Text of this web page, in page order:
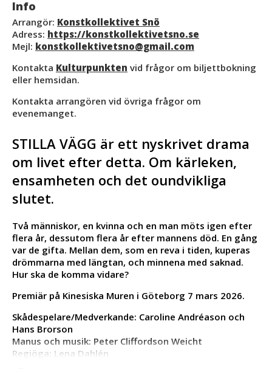
Info
Arrangör: Konstkollektivet Snö
Adress: https://konstkollektivetsno.se
Mejl: konstkollektivetsno@gmail.com
Kontakta Kulturpunkten vid frågor om biljettbokning
eller hemsidan.
Kontakta arrangören vid övriga frågor om
evenemanget.
STILLA VÄGG är ett nyskrivet drama
om livet efter detta. Om kärleken,
ensamheten och det oundvikliga
slutet.
Två människor, en kvinna och en man möts igen efter
flera år, dessutom flera år efter mannens död. En gång
var de gifta. Mellan dem, som en reva i tiden, kuperas
drömmarna med längtan, och minnena med saknad.
Hur ska de komma vidare?
Premiär på Kinesiska Muren i Göteborg 7 mars 2026.
Skådespelare/Medverkande: Caroline Andréason och
Hans Brorson
Manus och musik: Peter Cliffordson Weicht
Regiöga: Lena Dahlén